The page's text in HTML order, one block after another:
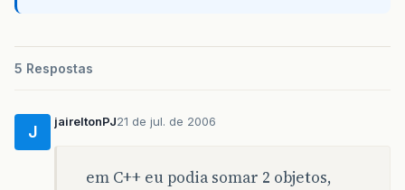
5 Respostas
J
jaireltonPJ21 de jul. de 2006
em C++ eu podia somar 2 objetos,